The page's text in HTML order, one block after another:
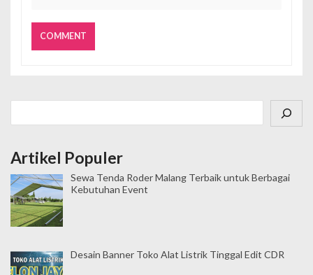
Artikel Populer
Sewa Tenda Roder Malang Terbaik untuk Berbagai
Kebutuhan Event
Desain Banner Toko Alat Listrik Tinggal Edit CDR